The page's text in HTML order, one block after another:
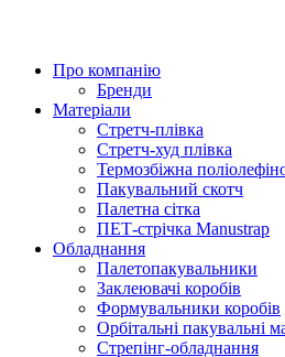
Про компанію
Бренди
Матеріали
Стретч-плівка
Стретч-худ плівка
Термозбіжна
Пакувальний скотч
Палетна сітка
ПЕТ-стрічка Manustrap
Обладнання
Палетопакувальники
Заклеювачі коробів
Формувальники коробів
Орбітальні пакувальні
Стрепінг-обладнання